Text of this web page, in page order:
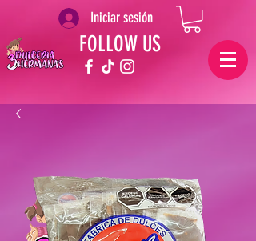
Iniciar sesión
FOLLOW US